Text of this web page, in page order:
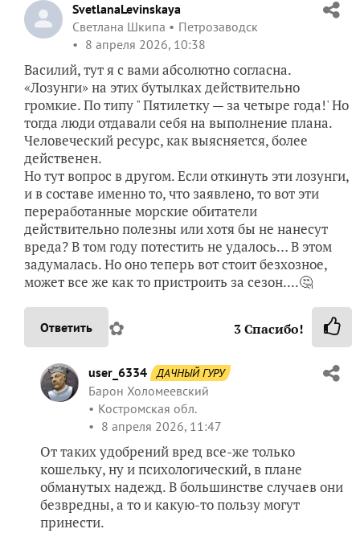
SvetlanaLevinskaya
Светлана Шкипа
Петрозаводск
8 апреля 2026, 10:38
Василий, тут я с вами абсолютно согласна.
«Лозунги» на этих бутылках действительно
громкие. По типу " Пятилетку — за четыре года!' Но
тогда люди отдавали себя на выполнение плана.
Человеческий ресурс, как выясняется, более
действенен.
Но тут вопрос в другом. Если откинуть эти лозунги,
и в составе именно то, что заявлено, то вот эти
переработанные морские обитатели
действительно полезны или хотя бы не нанесут
вреда? В том году потестить не удалось… В этом
задумалась. Но оно теперь вот стоит безхозное,
может все же как то пристроить за сезон....🤔
Ответить ✿ 3Спасибо!
user_6334 ДАЧНЫЙ ГУРУ
Барон Холомеевский
Костромская обл.
8 апреля 2026, 11:47
От таких удобрений вред все-же только
кошельку, ну и психологический, в плане
обманутых надежд. В большинстве случаев они
безвредны, а то и какую-то пользу могут
принести.